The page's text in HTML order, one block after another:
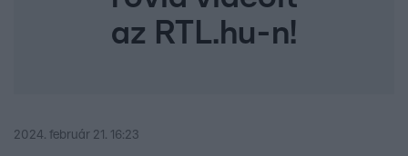
az RTL.hu-n!
2024. február 21. 16:23